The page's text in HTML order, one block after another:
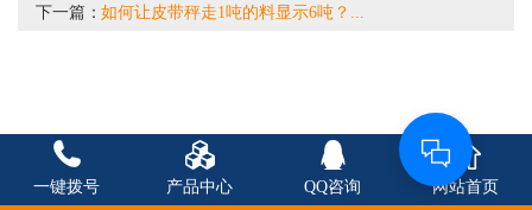
下一篇：如何让皮带秤走1吨的料显示6吨？...
一键拨号 产品中心 QQ咨询 网站首页